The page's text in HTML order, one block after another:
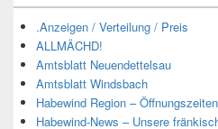
.Anzeigen / Verteilung / Preis
ALLMÄCHD!
Amtsblatt Neuendettelsau
Amtsblatt Windsbach
Habewind Region – Öffnungszeiten
Habewind-News – Unsere